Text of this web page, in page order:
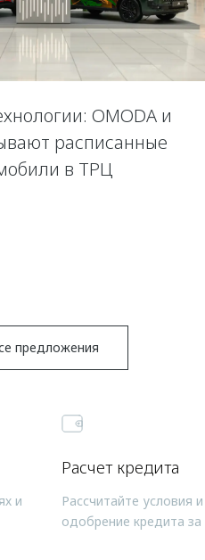
OMODA и
расписанные
в ТРЦ
предложения
и
Расчет кредита
Рассчитайте условия
одобрение кредита